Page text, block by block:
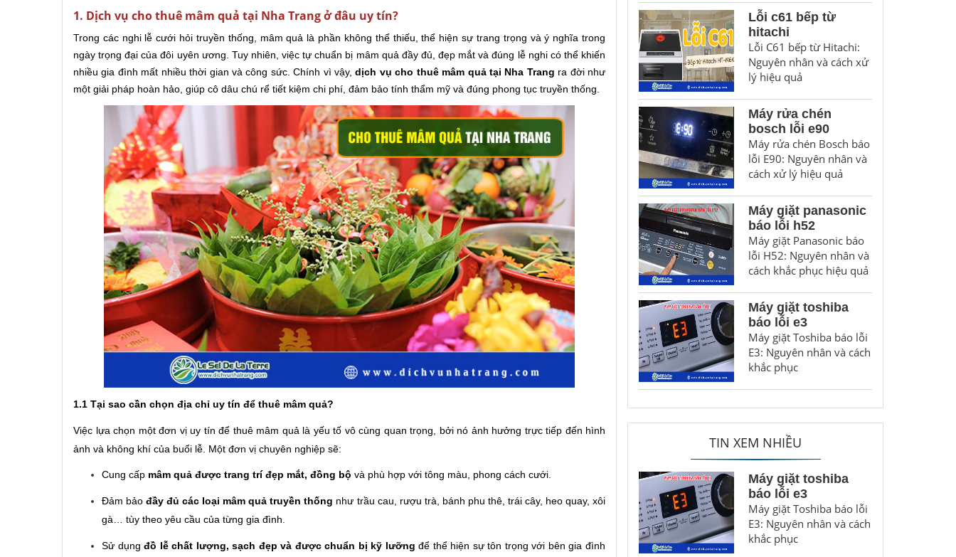
1. Dịch vụ cho thuê mâm quả tại Nha Trang ở đâu uy tín?
Trong các nghi lễ cưới hỏi truyền thống, mâm quả là phần không thể thiếu, thể hiện sự trang trọng và ý nghĩa trong
ngày trọng đại của đôi uyên ương. Tuy nhiên, việc tự chuẩn bị mâm quả đầy đủ, đẹp mắt và đúng lễ nghi có thể khiến
nhiều gia đình mất nhiều thời gian và công sức. Chính vì vậy,dịch vụ cho thuê mâm quả tại Nha Trang ra đời như
một giải pháp hoàn hảo, giúp cô dâu chú rể tiết kiệm chi phí, đảm bảo tính thẩm mỹ và đúng phong tục truyền thống.
1.1 Tại sao cần chọn địa chỉ uy tín để thuê mâm quả?
Việc lựa chọn một đơn vị uy tín để thuê mâm quả là yếu tố vô cùng quan trọng, bởi nó ảnh hưởng trực tiếp đến hình
ảnh và không khí của buổi lễ. Một đơn vị chuyên nghiệp sẽ:
Cung cấp mâm quả được trang trí đẹp mắt, đồng bộ và phù hợp với tông màu, phong cách cưới.
Đảm bảođầy đủ các loại mâm quả truyền thống như trầu cau, rượu trà, bánh phu thê, trái cây, heo quay, xôi
gà… tùy theo yêu cầu của từng gia đình.
Sử dụngđồ lễ chất lượng, sạch đẹp và được chuẩn bị kỹ lưỡng để thể hiện sự tôn trọng với bên gia đình
Lỗi c61 bếp từ
hitachi
Lỗi C61 bếp từ Hitachi:
Nguyên nhân và cách xử
lý hiệu quả
Máy rửa chén
bosch lỗi e90
Máy rửa chén Bosch báo
lỗi E90: Nguyên nhân và
cách xử lý hiệu quả
Máy giặt panasonic
báo lỗi h52
Máy giặt Panasonic báo
lỗi H52: Nguyên nhân và
cách khắc phục hiệu quả
Máy giặt toshiba
báo lỗi e3
Máy giặt Toshiba báo lỗi
E3: Nguyên nhân và cách
khắc phục
TIN XEM NHIỀU
Máy giặt toshiba
báo lỗi e3
Máy giặt Toshiba báo lỗi
E3: Nguyên nhân và cách
khắc phục